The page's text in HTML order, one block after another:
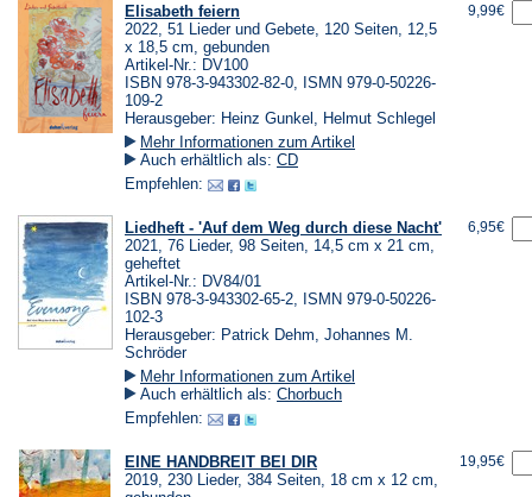
Elisabeth feiern
2022, 51 Lieder und Gebete, 120 Seiten, 12,5
x 18,5 cm, gebunden
Artikel-Nr.: DV100
ISBN 978-3-943302-82-0, ISMN 979-0-50226-
109-2
Herausgeber: Heinz Gunkel, Helmut Schlegel
Mehr Informationen zum Artikel
Auch erhältlich als: CD
Empfehlen:
9,99€
Liedheft - 'Auf dem Weg durch diese Nacht'
2021, 76 Lieder, 98 Seiten, 14,5 cm x 21 cm,
geheftet
Artikel-Nr.: DV84/01
ISBN 978-3-943302-65-2, ISMN 979-0-50226-
102-3
Herausgeber: Patrick Dehm, Johannes M.
Schröder
Mehr Informationen zum Artikel
Auch erhältlich als: Chorbuch
Empfehlen:
6,95€
EINE HANDBREIT BEI DIR
2019, 230 Lieder, 384 Seiten, 18 cm x 12 cm,
19,95€